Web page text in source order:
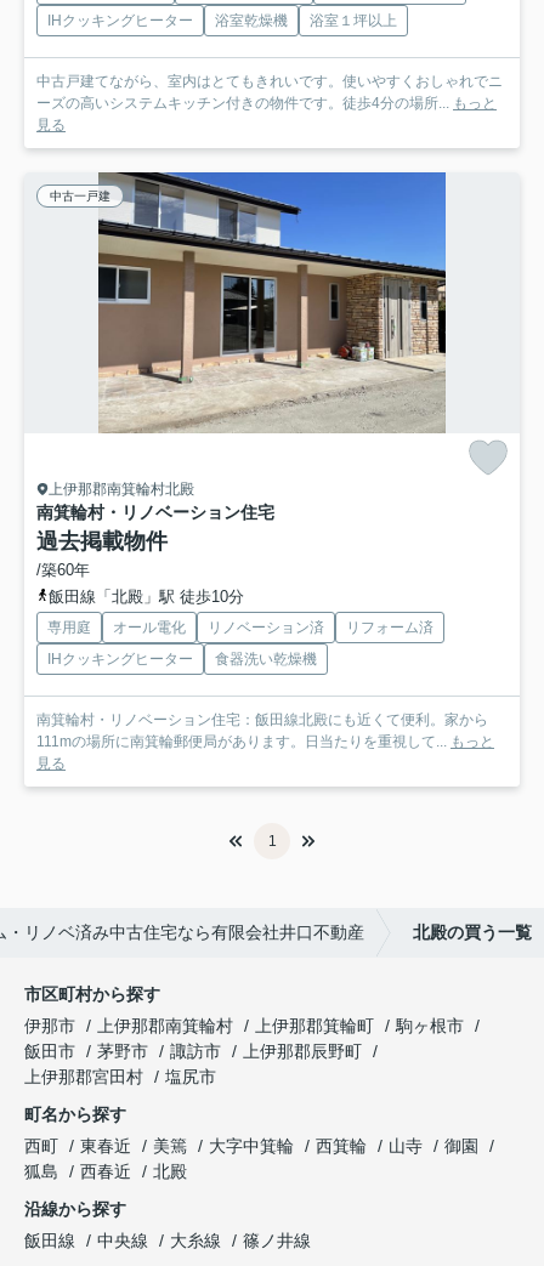
IHクッキングヒーター
浴室乾燥機 浴室１坪以上
中古戸建てながら、室内はとてもきれいです。使いやすくおしゃれでニ
ーズの高いシステムキッチン付きの物件です。徒歩4分の場所... もっと
見る
中古一戸建
上伊那郡南箕輪村北殿
南箕輪村・リノベーション住宅
過去掲載物件
/築60年
飯田線「北殿」駅 徒歩10分
専用庭 オール電化 リノベーション済
リフォーム済
IHクッキングヒーター
食器洗い乾燥機
南箕輪村・リノベーション住宅：飯田線北殿にも近くて便利。家から
111mの場所に南箕輪郵便局があります。日当たりを重視して... もっと
見る
1
・リノベ済み中古住宅なら有限会社井口不動産 北殿の買う一覧
市区町村から探す
伊那市
上伊那郡南箕輪村 上伊那郡箕輪町
駒ヶ根市
飯田市
茅野市 諏訪市
上伊那郡辰野町
上伊那郡宮田村
塩尻市
町名から探す
西町
東春近 美篶 大字中箕輪 西箕輪 山寺
御園
狐島
西春近
北殿
沿線から探す
飯田線
中央線 大糸線
篠ノ井線